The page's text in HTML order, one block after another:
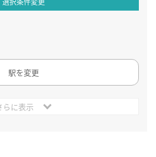
駅を変更
らに表示